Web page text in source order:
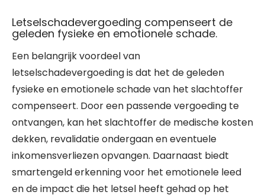
Letselschadevergoeding compenseert de
geleden fysieke en emotionele schade.
Een belangrijk voordeel van
letselschadevergoeding is dat het de geleden
fysieke en emotionele schade van het slachtoffer
compenseert. Door een passende vergoeding te
ontvangen, kan het slachtoffer de medische kosten
dekken, revalidatie ondergaan en eventuele
inkomensverliezen opvangen. Daarnaast biedt
smartengeld erkenning voor het emotionele leed
en de impact die het letsel heeft gehad op het